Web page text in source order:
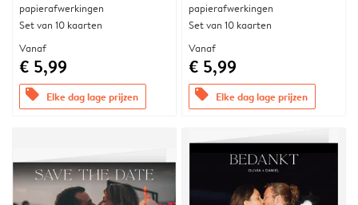
papierafwerkingen
Set van 10 kaarten
Vanaf
€ 5,99
offers Elke dag lage prijzen
papierafwerkingen
Set van 10 kaarten
Vanaf
€ 5,99
offers Elke dag lage prijzen